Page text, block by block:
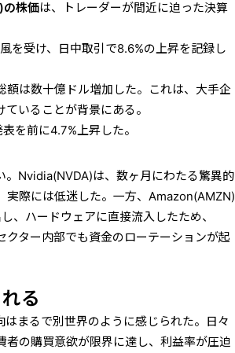
の株価は、トレーダーが間近に迫った決算
を受け、日中取引で8.6%の上昇を記録し
額は数十億ドル増加した。これは、大手企
いることが背景にある。
を前に4.7%上昇した。
。Nvidia(NVDA)は、数ヶ月にわたる驚異的
実際には低迷した。一方、Amazon(AMZN)
、ハードウェアに直接流入したため、
クター内部でも資金のローテーションが起
る
まるで別世界のように感じられた。日々
の購買意欲が限界に達し、利益率が圧迫